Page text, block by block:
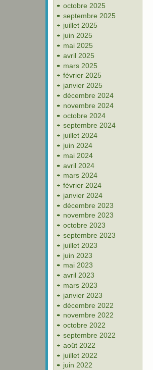
octobre 2025
septembre 2025
juillet 2025
juin 2025
mai 2025
avril 2025
mars 2025
février 2025
janvier 2025
décembre 2024
novembre 2024
octobre 2024
septembre 2024
juillet 2024
juin 2024
mai 2024
avril 2024
mars 2024
février 2024
janvier 2024
décembre 2023
novembre 2023
octobre 2023
septembre 2023
juillet 2023
juin 2023
mai 2023
avril 2023
mars 2023
janvier 2023
décembre 2022
novembre 2022
octobre 2022
septembre 2022
août 2022
juillet 2022
juin 2022